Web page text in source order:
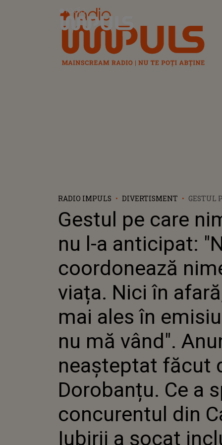
Radio Impuls
RADIO IMPULS DIVERTISMENT
GESTUL
VIAȚA.
DAR MAI
VÂND".
CASA
Gestul pe care
nu l-a anticipat:
coordonează
viața. Nici în
mai ales în
nu mă vând".
neașteptat făcut
Dorobanțu. Ce a
concurentul din
Iubirii a șocat